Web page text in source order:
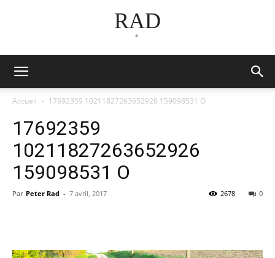
RAD
*
Accueil 17692359 10211827263652926 159098531 O
17692359
10211827263652926
159098531 O
Par Peter Rad - 7 avril, 2017 0
2678